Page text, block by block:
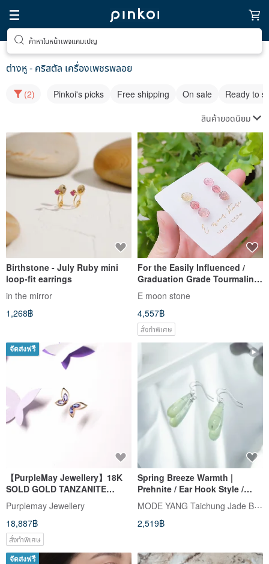
ค้าหาในหน้าเพจแคมเปญ
ต่างหู - คริสตัล เครื่องเพชรพลอย
(2) Pinkoi's picks Free shipping On sale
Ready to
สินค้ายอดนิยม
Birthstone - July Ruby mini
loop-fit earrings
in the mirror
1,268฿
For the Easily Influenced /
Graduation Grade Tourmaline
Rose Quartz Gemstone Stud
Earrings 14K
E moon stone
4,557฿
สั่งทำพิเศษ
จัดส่งฟรี
【PurpleMay Jewellery】18K
SOLD GOLD TANZANITE
BUTTERFLY EARRINGS - E051
Purplemay Jewellery
18,887฿
สั่งทำพิเศษ
Spring Breeze Warmth |
Prehnite / Ear Hook Style /
Single Piece | Natural Droplet
Gemstone Earrings
MODE YANG Taichung Jade Bangle
2,519฿
จัดส่งฟรี